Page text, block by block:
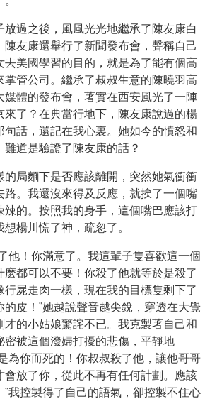
放過之後，風風光光地繼承了陳友康白
陳友康還舉行了新聞發布會，聲稱自己
去美國學習的目的，就是為了能有個高
掌管公司。繼承了叔叔生意的陳曉羽高
媒體的發布會，著實在西安風光了一陣
來了？在典當行地下，陳友康說過的楊
句話，還記在我心裏。她如今的憤怒和
道是驗證了陳友康的話？
的局麵下是否應該離開，突然她氣衝衝
路。我還沒來得及反應，就挨了一個嘴
辣的。按照我的身手，這個嘴巴應該打
楊川慌了神，疏忽了。
他！你滿意了。我這輩子隻喜歡這一個
麽都可以不要！你殺了他就等於是殺了
行屍走肉一樣，現在我的目標隻剩下了
的皮！”她越說聲音越尖銳，穿透在大覺
才的小姑娘驚詫不已。我克製著自己和
密被這個潑婦打擾的悲傷，平靜地
為你而死的！你叔叔殺了他，讓他哥哥
會放了你，從此不再有任何計劃。應該
”我控製得了自己的語氣，卻控製不住心